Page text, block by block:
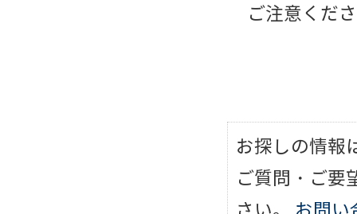
ご注意くだ
お探しの情報
ご質問・ご要